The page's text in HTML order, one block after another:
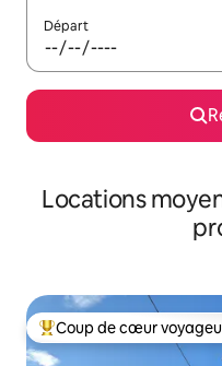
Départ
Locations
Coups de cœur
Coup de cœur